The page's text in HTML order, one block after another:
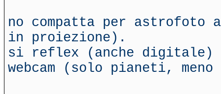
no compatta per astrofoto
in proiezione).
si reflex (anche digitale)
webcam (solo pianeti,